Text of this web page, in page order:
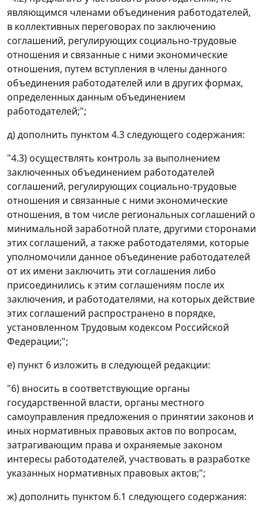
являющимся членами объединения работодателей,
в коллективных переговорах по заключению
соглашений, регулирующих социально-трудовые
отношения и связанные с ними экономические
отношения, путем вступления в члены данного
объединения работодателей или в других формах,
определенных данным объединением
работодателей;";
д) дополнить пунктом 4.3 следующего содержания:
"4.3) осуществлять контроль за выполнением
заключенных объединением работодателей
соглашений, регулирующих социально-трудовые
отношения и связанные с ними экономические
отношения, в том числе региональных соглашений о
минимальной заработной плате, другими сторонами
этих соглашений, а также работодателями, которые
уполномочили данное объединение работодателей
от их имени заключить эти соглашения либо
присоединились к этим соглашениям после их
заключения, и работодателями, на которых действие
этих соглашений распространено в порядке,
установленном Трудовым кодексом Российской
Федерации;";
е) пункт 6 изложить в следующей редакции:
"6) вносить в соответствующие органы
государственной власти, органы местного
самоуправления предложения о принятии законов и
иных нормативных правовых актов по вопросам,
затрагивающим права и охраняемые законом
интересы работодателей, участвовать в разработке
указанных нормативных правовых актов;";
ж) дополнить пунктом 6.1 следующего содержания: